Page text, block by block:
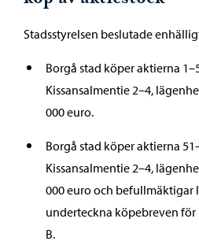
Stadsstyrelsen beslutade
Borgå stad köper aktierna
Kissansalmentie 2–4,
000 euro.
Borgå stad köper aktierna
Kissansalmentie 2–4,
000 euro och
underteckna köpebreven för
B.